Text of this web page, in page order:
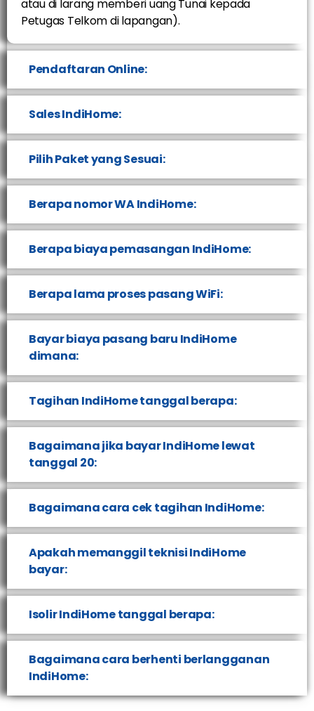
atau di larang memberi uang Tunai kepada
Petugas Telkom di lapangan).
Pendaftaran Online:
Sales IndiHome:
Pilih Paket yang Sesuai:
Berapa nomor WA IndiHome:
Berapa biaya pemasangan IndiHome:
Berapa lama proses pasang WiFi:
Bayar biaya pasang baru IndiHome
dimana:
Tagihan IndiHome tanggal berapa:
Bagaimana jika bayar IndiHome lewat
tanggal 20:
Bagaimana cara cek tagihan IndiHome:
Apakah memanggil teknisi IndiHome
bayar:
Isolir IndiHome tanggal berapa:
Bagaimana cara berhenti berlangganan
IndiHome: